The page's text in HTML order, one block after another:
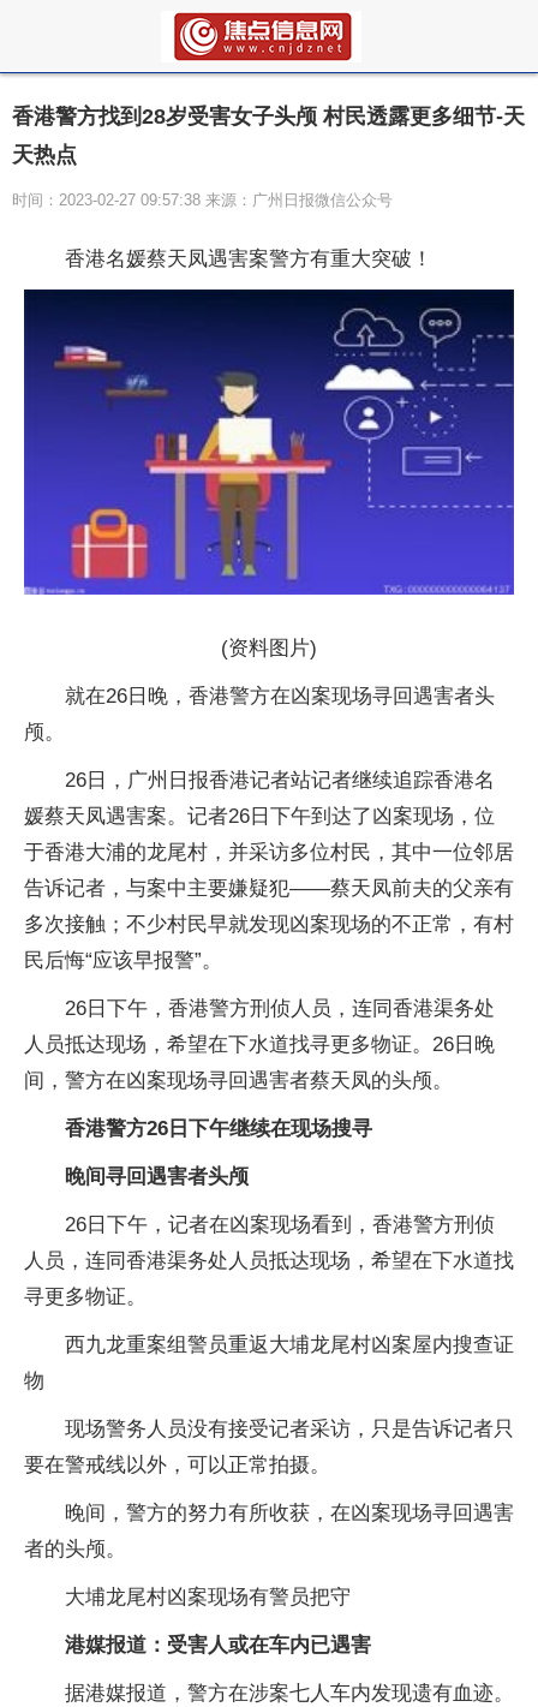
香港警方找到28岁受害女子头颅 村民透露更多细节-天
天热点
时间：2023-02-27 09:57:38 来源：广州日报微信公众号
香港名媛蔡天凤遇害案警方有重大突破！
(资料图片)
就在26日晚， 香港警方在凶案现场寻回遇害者头
颅。
26日 ，广州日报香港记者站记者继续追踪香港名
媛蔡天凤遇害案。记者26日 下午到达了凶案现场，位
于香港大浦的龙尾村，并采访多位村民，其中一位邻居
告诉记者，与案中主要嫌疑犯——蔡天凤前夫的父亲有
多次接触；不少村民早就发现凶案现场的不正常，有村
民后悔“应该早报警”。
26日下午，香港警方刑侦人员，连同香港渠务处
人员抵达现场，希望在下水道找寻更多物证。26日晚
间，警方在凶案现场寻回遇害者蔡天凤的头颅。
香港警方26日 下午继续在现场搜寻
晚间寻回遇害者头颅
26日下午，记者在凶案现场看到，香港警方刑侦
人员，连同香港渠务处人员抵达现场，希望在下水道找
寻更多物证。
西九龙重案组警员重返大埔龙尾村凶案屋内搜查证
物
现场警务人员没有接受记者采访，只是告诉记者只
要在警戒线以外，可以正常拍摄。
晚间，警方的努力有所收获，在凶案现场寻回遇害
者的头颅。
大埔龙尾村凶案现场有警员把守
港媒报道：受害人或在车内已遇害
据港媒报道，警方在涉案七人车内发现遗有血迹。